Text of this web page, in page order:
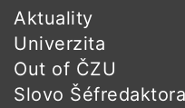
Aktuality
Univerzita
Out of ČZU
Slovo Šéfredaktora